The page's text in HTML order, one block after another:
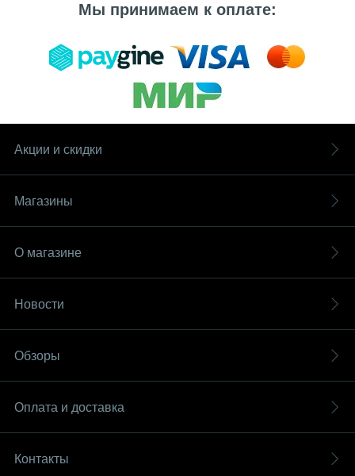
Мы принимаем к оплате:
Акции и скидки
Магазины
О магазине
Новости
Обзоры
Оплата и доставка
Контакты